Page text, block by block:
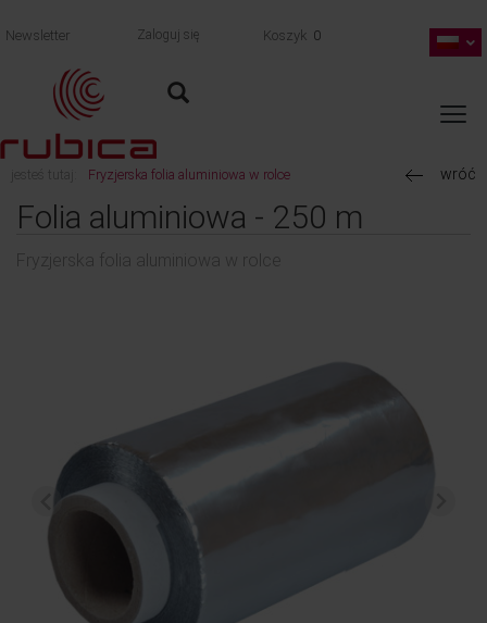
Newsletter Zaloguj się Koszyk 0
jesteś tutaj: Fryzjerska folia aluminiowa w rolce wróć
Folia aluminiowa - 250 m
Fryzjerska folia aluminiowa w rolce